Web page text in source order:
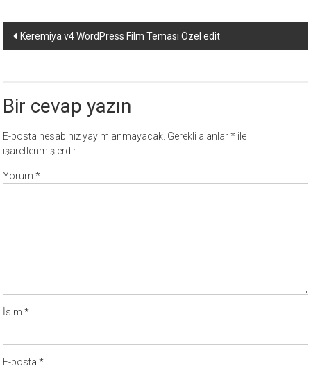
profesyonel
scriptler,
temalar,
temaları,
php
temaları,
theme
Yazı
Keremiya v4 WordPress Film Teması Özel edit
Bir cevap yazın
E-posta hesabınız yayımlanmayacak. Gerekli alanlar* ile
işaretlenmişlerdir
Yorum*
İsim*
E-posta*